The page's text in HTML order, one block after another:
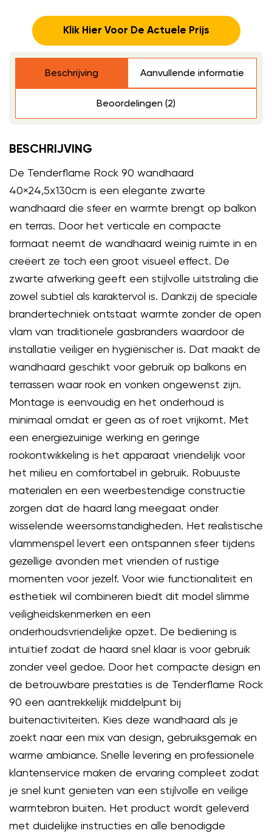
Klik Hier Voor De Actuele Prijs
Beschrijving Aanvullende informatie
Beoordelingen (2)
BESCHRIJVING
De Tenderflame Rock 90 wandhaard
40×24,5x130cm is een elegante zwarte
wandhaard die sfeer en warmte brengt op balkon
en terras. Door het verticale en compacte
formaat neemt de wandhaard weinig ruimte in en
creëert ze toch een groot visueel effect. De
zwarte afwerking geeft een stijlvolle uitstraling die
zowel subtiel als karaktervol is. Dankzij de speciale
brandertechniek ontstaat warmte zonder de open
vlam van traditionele gasbranders waardoor de
installatie veiliger en hygiënischer is. Dat maakt de
wandhaard geschikt voor gebruik op balkons en
terrassen waar rook en vonken ongewenst zijn.
Montage is eenvoudig en het onderhoud is
minimaal omdat er geen as of roet vrijkomt. Met
een energiezuinige werking en geringe
rookontwikkeling is het apparaat vriendelijk voor
het milieu en comfortabel in gebruik. Robuuste
materialen en een weerbestendige constructie
zorgen dat de haard lang meegaat onder
wisselende weersomstandigheden. Het realistische
vlammenspel levert een ontspannen sfeer tijdens
gezellige avonden met vrienden of rustige
momenten voor jezelf. Voor wie functionaliteit en
esthetiek wil combineren biedt dit model slimme
veiligheidskenmerken en een
onderhoudsvriendelijke opzet. De bediening is
intuïtief zodat de haard snel klaar is voor gebruik
zonder veel gedoe. Door het compacte design en
de betrouwbare prestaties is de Tenderflame Rock
90 een aantrekkelijk middelpunt bij
buitenactiviteiten. Kies deze wandhaard als je
zoekt naar een mix van design, gebruiksgemak en
warme ambiance. Snelle levering en professionele
klantenservice maken de ervaring compleet zodat
je snel kunt genieten van een stijlvolle en veilige
warmtebron buiten. Het product wordt geleverd
met duidelijke instructies en alle benodigde